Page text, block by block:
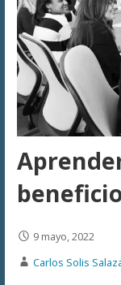
9 mayo, 2022
Carlos Solis